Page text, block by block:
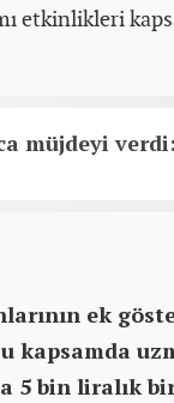
etkinlikleri
müjdeyi
ek
kapsamda
5 bin liralık